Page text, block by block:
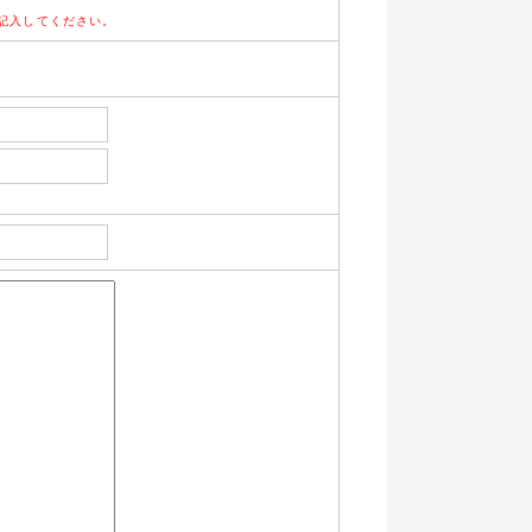
入してください。